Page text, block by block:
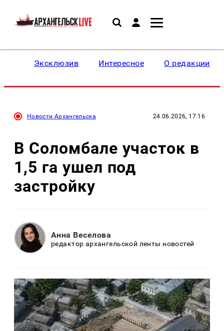
Эксклюзив Интересное О редакции
Новости Архангельска 24.06.2026, 17:16
В Соломбале участок в
1,5 га ушел под
застройку
Анна Веселова
редактор архангельской ленты новостей